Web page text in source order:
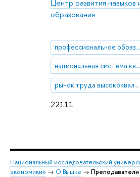
22111
Центр развития
образования
профессиональное образование
национальная система квалификаций
рынок труда высококвалифицированных кадров
Национальный исследовательский
экономики» → О Вышке →